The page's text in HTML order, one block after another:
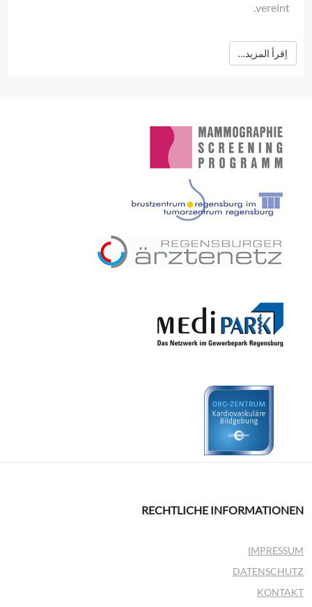
vereint.
اِقرأ المزيد…
RECHTLICHE INFORMATIONEN
IMPRESSUM
DATENSCHUTZ
KONTAKT